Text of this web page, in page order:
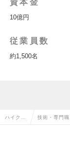
資本金
10億円
従業員数
約1,500名
ハイクラ 技術・専門職